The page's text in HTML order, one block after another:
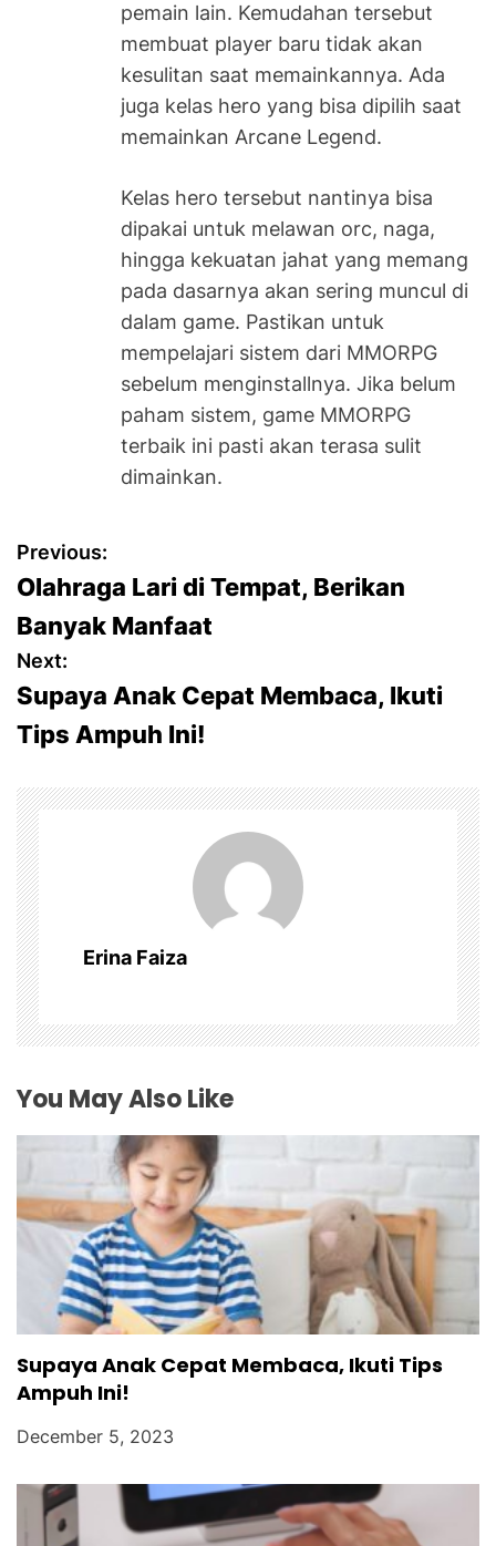
pemain lain. Kemudahan tersebut
membuat player baru tidak akan
kesulitan saat memainkannya. Ada
juga kelas hero yang bisa dipilih saat
memainkan Arcane Legend.
Kelas hero tersebut nantinya bisa
dipakai untuk melawan orc, naga,
hingga kekuatan jahat yang memang
pada dasarnya akan sering muncul di
dalam game. Pastikan untuk
mempelajari sistem dari MMORPG
sebelum menginstallnya. Jika belum
paham sistem, game MMORPG
terbaik ini pasti akan terasa sulit
dimainkan.
P
o
s
t
n
a
v
i
g
a
t
i
o
n
Previous:
Olahraga Lari di Tempat, Berikan
Banyak Manfaat
Next:
Supaya Anak Cepat Membaca, Ikuti
Tips Ampuh Ini!
Erina Faiza
You May Also Like
Supaya Anak Cepat Membaca, Ikuti Tips
Ampuh Ini!
December 5, 2023